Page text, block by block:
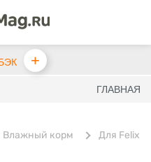
+
ГЛАВНАЯ
Влажный корм Для Felix